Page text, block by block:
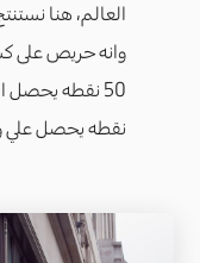
العالم، هنا
وانه حريص على
نقطه يحصل علي